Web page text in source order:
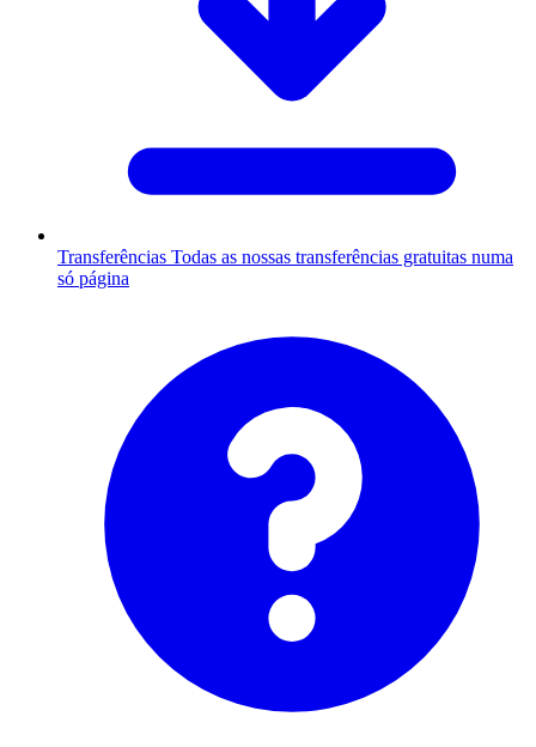
Transferências Todas as nossas transferências gratuitas numa
só página